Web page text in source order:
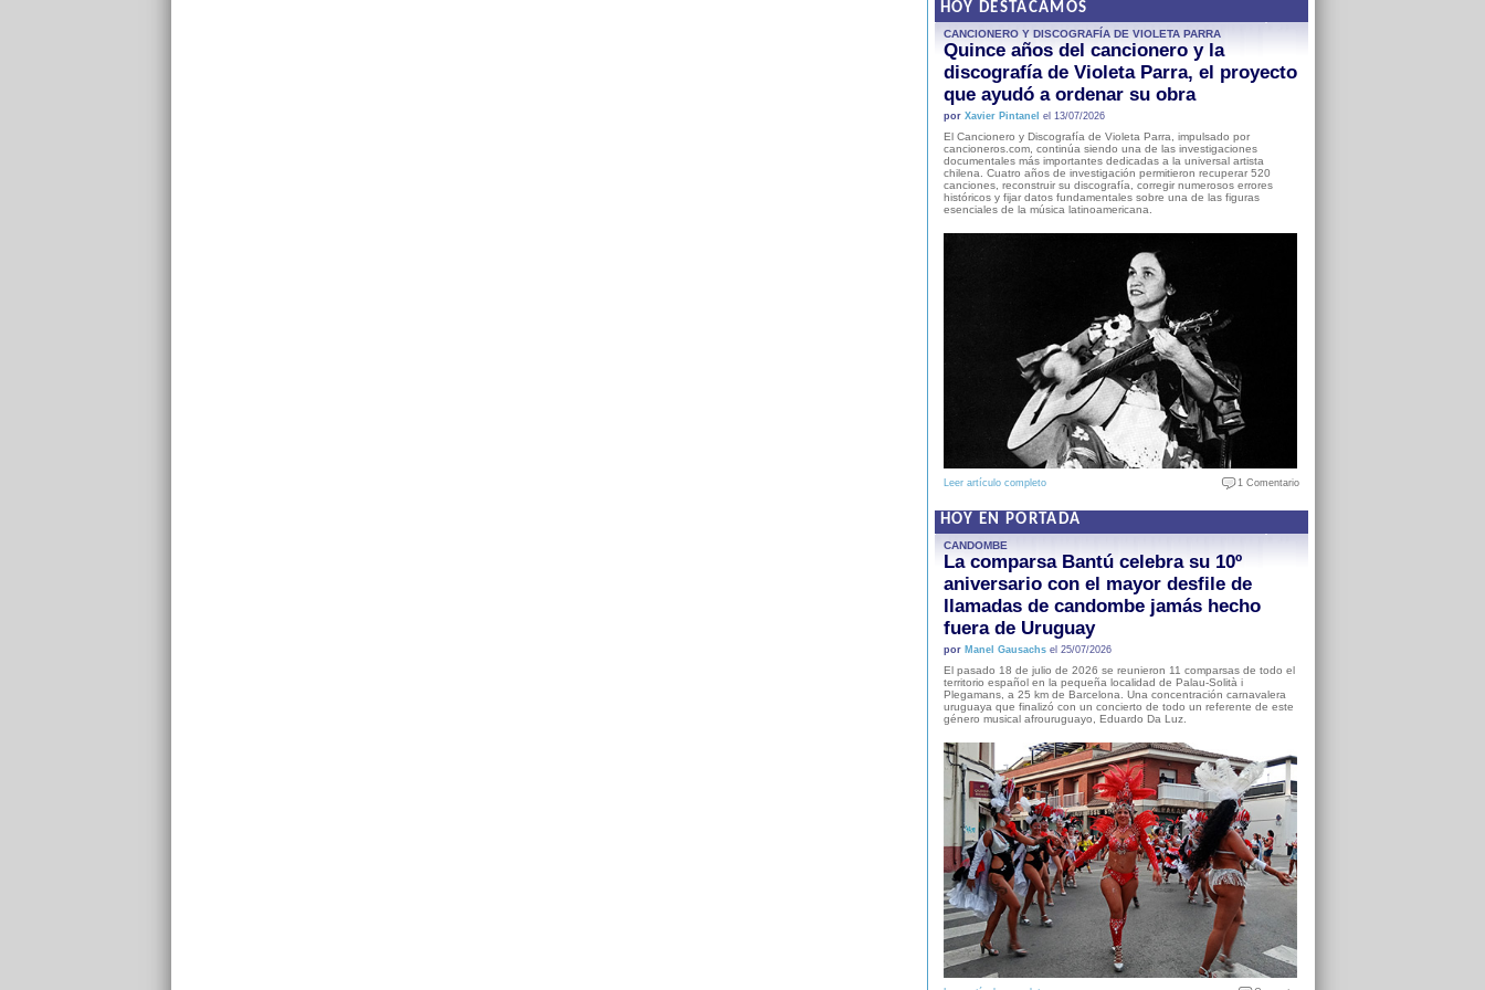
HOY DESTACAMOS
CANCIONERO Y DISCOGRAFÍA DE VIOLETA PARRA
Quince años del cancionero y la
discografía de Violeta Parra, el proyecto
que ayudó a ordenar su obra
por Xavier Pintanel el 13/07/2026
El Cancionero y Discografía de Violeta Parra, impulsado por
cancioneros.com, continúa siendo una de las investigaciones
documentales más importantes dedicadas a la universal artista
chilena. Cuatro años de investigación permitieron recuperar 520
canciones, reconstruir su discografía, corregir numerosos errores
históricos y fijar datos fundamentales sobre una de las figuras
esenciales de la música latinoamericana.
Leer artículo completo 1 Comentario
HOY EN PORTADA
CANDOMBE
La comparsa Bantú celebra su 10º
aniversario con el mayor desfile de
llamadas de candombe jamás hecho
fuera de Uruguay
por Manel Gausachsel 25/07/2026
El pasado 18 de julio de 2026 se reunieron 11 comparsas de todo el
territorio español en la pequeña localidad de Palau-Solità i
Plegamans, a 25 km de Barcelona. Una concentración carnavalera
uruguaya que finalizó con un concierto de todo un referente de este
género musical afrouruguayo, Eduardo Da Luz.